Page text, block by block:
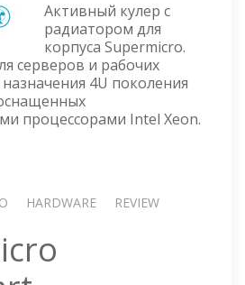
Активный кулер с
радиатором для
корпуса Supermicro.
серверов и рабочих
4U поколения
процессорами Intel Xeon.
HARDWARE REVIEW